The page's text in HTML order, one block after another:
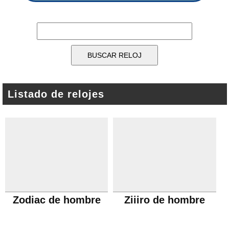
Listado de relojes
Zodiac de hombre Ziiiro de hombre